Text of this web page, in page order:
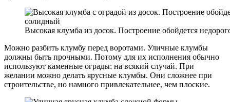
Высокая клумба из досок. Построение обойдется
Можно разбить клумбу перед воротами. Уличные клумбы
должны быть прочными. Потому для их исполнения обычно
используют каменные ограды: на всякий случай. При
желании можно делать ярусные клумбы. Они сложнее при
строительстве, но намного привлекательнее, чем плоские.